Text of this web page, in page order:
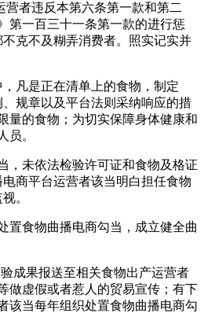
者违反本第六条第一款和第二
第一百三十一条第一款的进行惩
克不及糊弄消费者。照实记实并
凡是正在清单上的食物，制定
规章以及平台法则采纳响应的措
量的食物；为切实保障身体健康和
员。
未依法检验许可证和食物及格证
商平台运营者该当明白担任食物
。
食物曲播电商勾当，成立健全曲
成果报送至相关食物出产运营者
做虚假或者惹人的贸易宣传；有下
该当每年组织处置食物曲播电商勾